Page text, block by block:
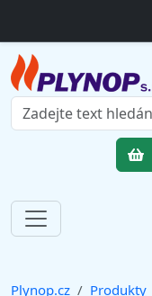
Plynop.cz Produkty